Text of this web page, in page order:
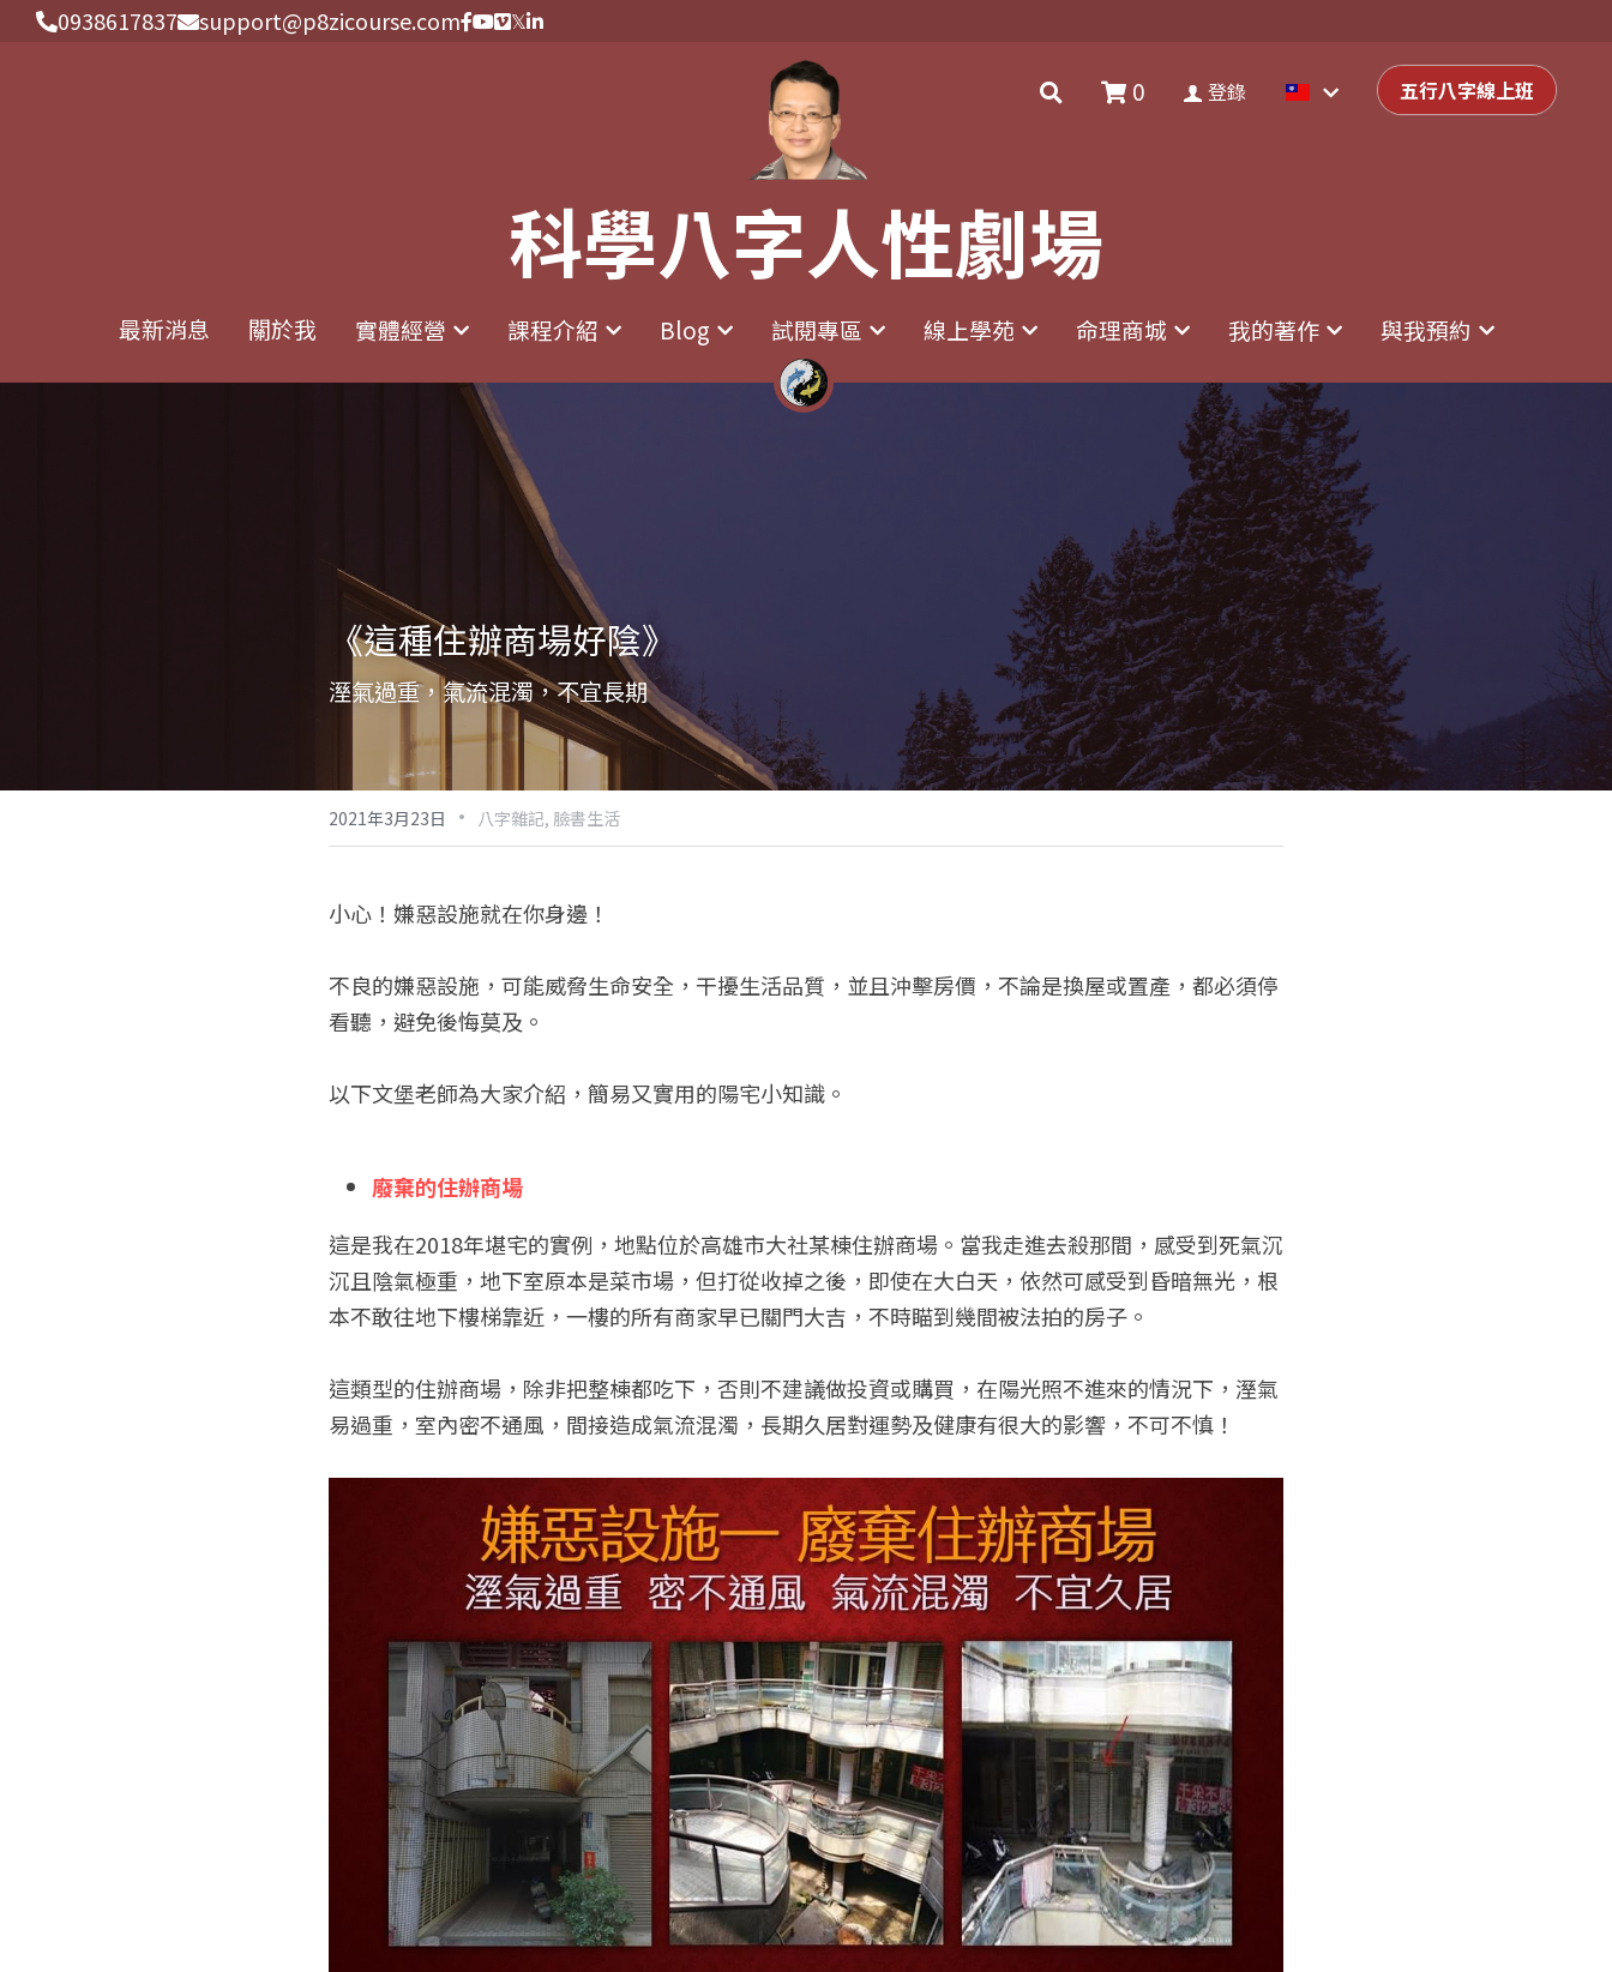
0938617837 support@p8zicourse.com
科學八字人性劇場
最新消息 關於我 實體經營 課程介紹 Blog 試閱專區 線上學苑 命理商城 我的著作 與我預約
0 登錄 五行八字線上班
0938617837 support@p8zicourse.com
科學八字人性劇場
最新消息 關於我 實體經營 課程介紹 Blog 試閱專區 線上學苑 命理商城 我的著作 與我預約
0 登錄 五行八字線上班
《這種住辦商場好陰》
溼氣過重，氣流混濁，不宜長期
2021年3月23日 · 八字雜記, 臉書生活
小心！嫌惡設施就在你身邊！
不良的嫌惡設施，可能威脅生命安全，干擾生活品質，並且沖擊房價，不論是換屋或置產，都必須停
看聽，避免後悔莫及。
以下文堡老師為大家介紹，簡易又實用的陽宅小知識。
廢棄的住辦商場
這是我在2018年堪宅的實例，地點位於高雄市大社某棟住辦商場。當我走進去殺那間，感受到死氣沉
沉且陰氣極重，地下室原本是菜市場，但打從收掉之後，即使在大白天，依然可感受到昏暗無光，根
本不敢往地下樓梯靠近，一樓的所有商家早已關門大吉，不時瞄到幾間被法拍的房子。
這類型的住辦商場，除非把整棟都吃下，否則不建議做投資或購買，在陽光照不進來的情況下，溼氣
易過重，室內密不通風，間接造成氣流混濁，長期久居對運勢及健康有很大的影響，不可不慎！